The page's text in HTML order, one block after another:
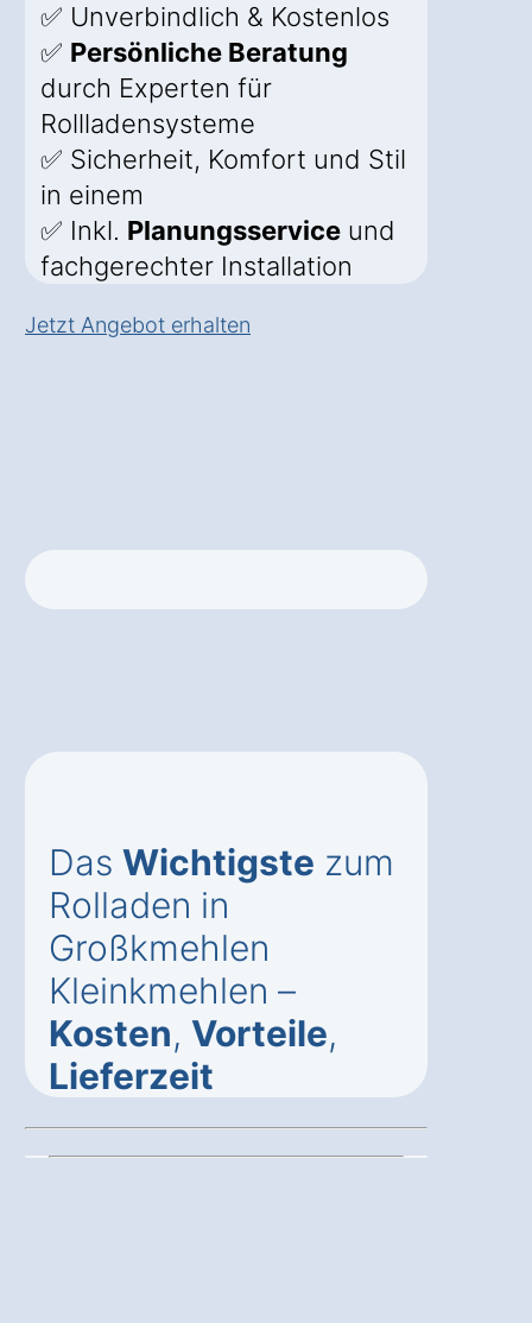
✅ Unverbindlich & Kostenlos
✅ Persönliche Beratung
durch Experten für
Rollladensysteme
✅ Sicherheit, Komfort und Stil
in einem
✅ Inkl. Planungsservice und
fachgerechter Installation
Jetzt Angebot erhalten
Das Wichtigste zum
Rolladen in
Großkmehlen
Kleinkmehlen –
Kosten, Vorteile,
Lieferzeit